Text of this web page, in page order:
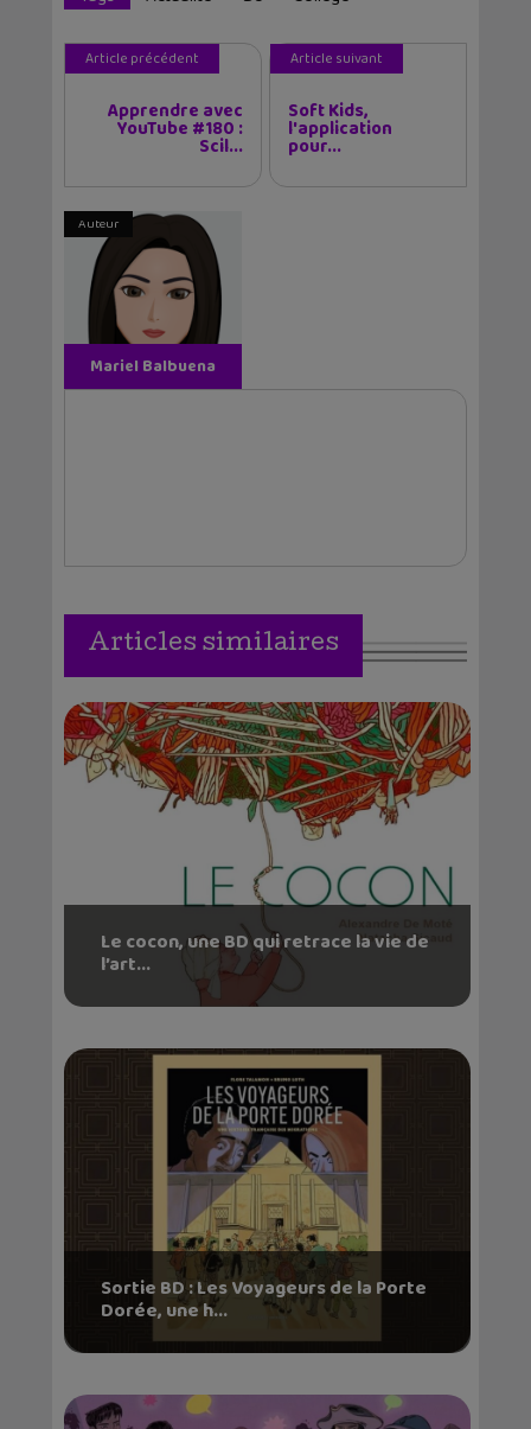
Article précédent
Apprendre avec
YouTube #180 :
Scil...
Article suivant
Soft Kids,
l'application
pour...
Auteur
Mariel Balbuena
Articles similaires
Le cocon, une BD qui retrace la vie de
l’art...
Sortie BD : Les Voyageurs de la Porte
Dorée, une h...